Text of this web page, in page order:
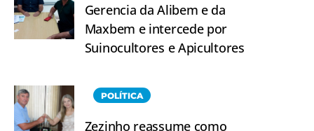
Gerencia da Alibem e da
Maxbem e intercede por
Suinocultores e Apicultores
POLÍTICA
Zezinho reassume como